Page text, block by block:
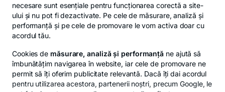
Privacy HubPolitica de confidențialitatePolitica de cookies
© Copyright 2026 Banca Transilvania. Toate drepturile
necesare sunt esențiale pentru funcționarea corectă a site-
ului și nu pot fi dezactivate. Pe cele de măsurare, analiză și
performanță și pe cele de promovare le vom activa doar cu
acordul tău.
Cookies de măsurare, analiză și performanță ne ajută să
îmbunătățim navigarea în website, iar cele de promovare ne
permit să îți oferim publicitate relevantă. Dacă îți dai acordul
pentru utilizarea acestora, partenerii noștri, precum Google, le